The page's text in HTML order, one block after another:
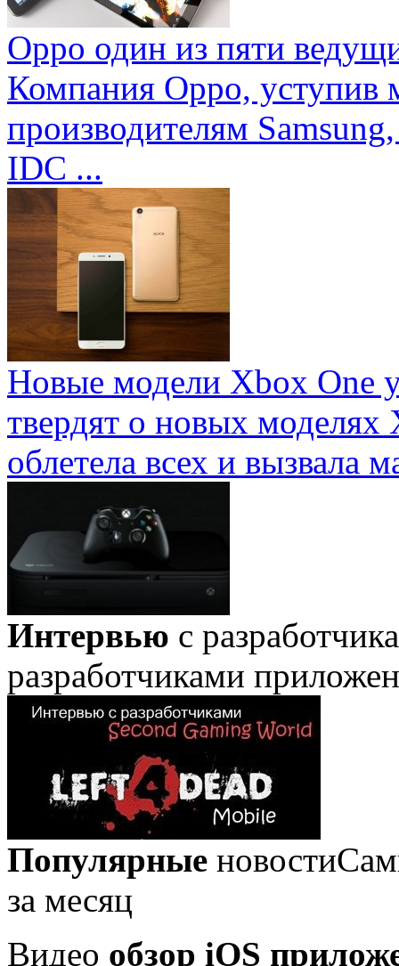
Oppo один из пяти
Компания Oppo, уступив
производителям
IDC ...
Новые модели Xbox One
твердят о новых
облетела всех и вызвала
Интервью с
разработчиками
Популярные новости
за месяц
Видео обзор iOS